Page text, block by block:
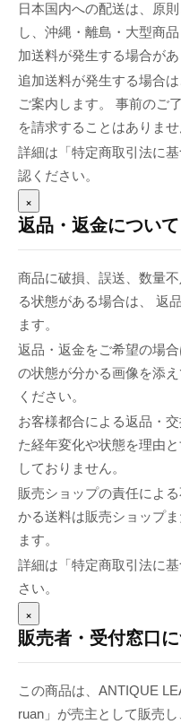
日本国内への配送は、原
し、沖縄・離島・大型商
加送料が発生する場合があ
追加送料が発生する場合
ご案内します。 事前のご
を請求することはありませ
詳細は「特定商取引法に
認ください。
×
返品・返金について
商品に破損、誤送、数量
る状態がある場合は、 返
ます。
返品・返金をご希望の場
の状態が分かる画像を添
ください。
お客様都合による返品・
た経年変化や状態を理由
しておりません。
販売ショップの責任によ
かる送料は販売ショップ
ます。
詳細は「特定商取引法に
さい。
×
販売者・受付窓口
この商品は、ANTIQUE
ruan」が売主として販売